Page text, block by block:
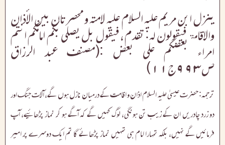
ینزل ابن مریم علیہ السلام علیہ لامتہ و محصرتان بین الأذان
والاقامۃ فیقولون لہ: تقدم، فیقول بل یصلی بکم امامکم انتم
امراء بعضکم علی بعض :(مصنف عبد الرزاق
ص۹۹۳ج۱۱)
ترجمہ: حضرت عیسیٰ علیہ السلام اذان و اقامت کے درمیان نازل ہوں گے، آلات جنگ اور
دو زرد چادریں ان کے زیب تن ہونگی، لوگ کہیں گے کہ آگے ہو کر نماز پڑھائیے، آپ
فرمائیں گے نہیں، بلکہ تمہارا امام ہی تمہیں نماز پڑھائے گا تم ایک دوسرے پر امیر